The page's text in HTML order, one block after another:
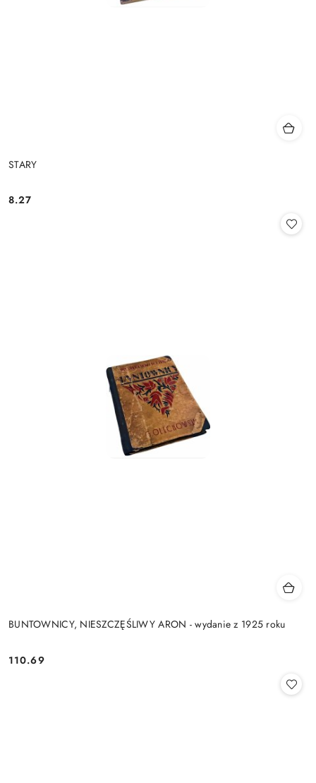
STARY
Cena:
8.27
BUNTOWNICY, NIESZCZĘŚLIWY ARON - wydanie z 1925 roku
Cena:
110.69